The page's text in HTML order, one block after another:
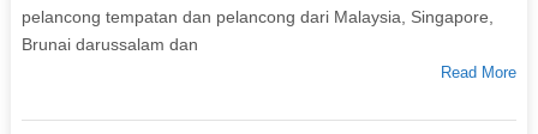
pelancong tempatan dan pelancong dari Malaysia, Singapore,
Brunai darussalam dan
Read More